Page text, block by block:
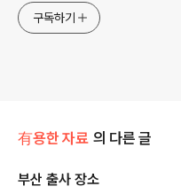
구독하기
有용한 자료 의 다른 글
부산 출사 장소